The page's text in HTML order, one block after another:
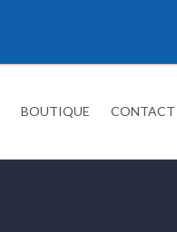
BOUTIQUE CONTACT